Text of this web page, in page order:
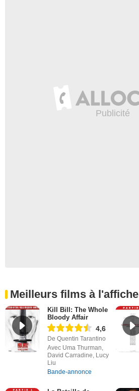
Meilleurs films à l'affiche
Kill Bill: The Whole
Bloody Affair
4,6
De Quentin Tarantino
Avec Uma Thurman,
David Carradine, Lucy
Liu
Bande-annonce